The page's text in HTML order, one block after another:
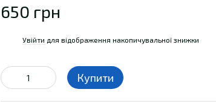
650 грн
Увійти для відображення накопичувальної знижки
Купити